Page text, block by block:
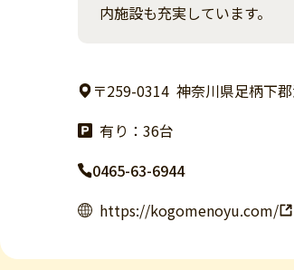
内施設も充実しています。
〒259-0314 神奈川県足柄下
有り：36台
0465-63-6944
https://kogomenoyu.com/